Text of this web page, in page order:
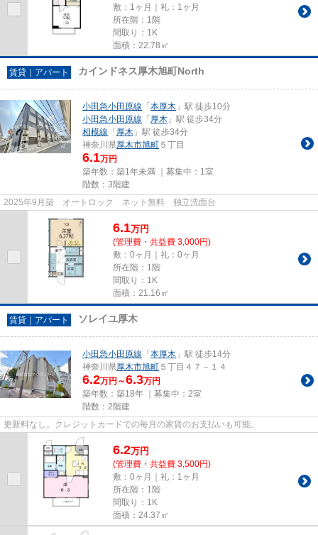
敷：1ヶ月｜礼：1ヶ月
所在階：1階
間取り：1K
面積：22.78㎡
賃貸｜アパート カインドネス厚木旭町North
小田急小田原線 「本厚木 」駅 徒歩10分
小田急小田原線 「厚木 」駅 徒歩34分
相模線 「厚木 」駅 徒歩34分
神奈川県厚木市旭町 ５丁目
6.1万円
築年数：築1年未満 ｜募集中： 1室
階数：3階建
2025年9月築 オートロック ネット無料 独立洗面台
6.1万円
(管理費・共益費 3,000円)
敷：0ヶ月｜礼：0ヶ月
所在階：1階
間取り：1K
面積：21.16㎡
賃貸｜アパート ソレイユ厚木
小田急小田原線 「本厚木 」駅 徒歩14分
神奈川県厚木市旭町 ５丁目４７－１４
6.2万円～6.3万円
築年数：築18年 ｜募集中： 2室
階数：2階建
更新料なし。クレジットカードでの毎月の家賃のお支払いも可能。
6.2万円
(管理費・共益費 3,500円)
敷：0ヶ月｜礼：1ヶ月
所在階：1階
間取り：1K
面積：24.37㎡